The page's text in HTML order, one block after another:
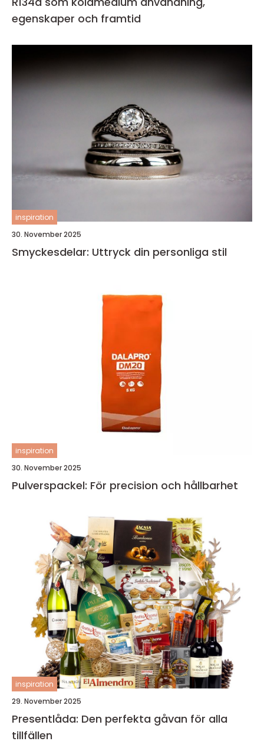
egenskaper och framtid
inspiration
30. November 2025
Smyckesdelar: Uttryck din personliga stil
inspiration
30. November 2025
Pulverspackel: För precision och hållbarhet
inspiration
29. November 2025
Presentlåda: Den perfekta gåvan för alla
tillfällen